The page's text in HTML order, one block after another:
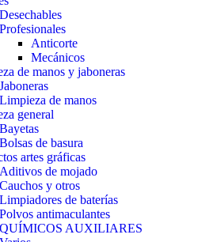
Desechables
Profesionales
Anticorte
Mecánicos
de manos y jaboneras
Jaboneras
Limpieza de manos
general
Bayetas
Bolsas de basura
artes gráficas
Aditivos de mojado
Cauchos y otros
Limpiadores de baterías
Polvos antimaculantes
QUÍMICOS AUXILIARES